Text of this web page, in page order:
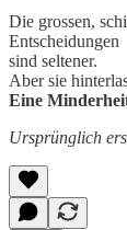
Die grossen,
Entscheidungen
sind seltener.
Aber sie
Eine
Ursprünglich